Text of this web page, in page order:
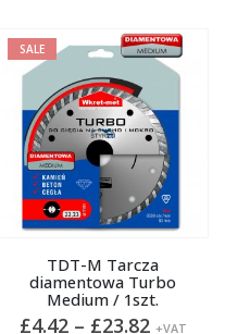
wiele
wariantów.
można
wybrać
na
stronie
produktu
SALE
TDT-M Tarcza
diamentowa Turbo
Medium / 1szt.
£4.42 – £23.82Zakres
+VAT